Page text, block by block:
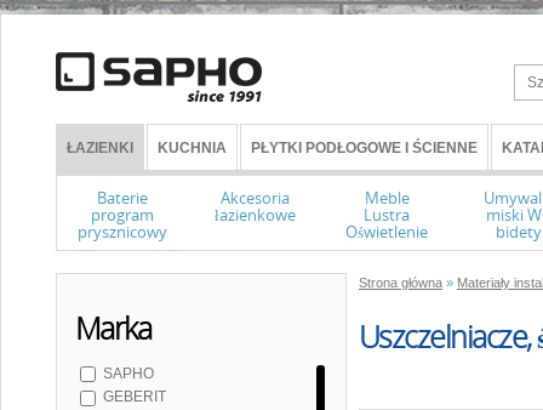
ŁAZIENKI KUCHNIA PŁYTKI PODŁOGOWE I ŚCIENNE
Baterie
program
prysznicowy
Akcesoria
łazienkowe
Meble
Lustra
Oświetlenie
miski
bidety
Strona główna » Materiały
Marka
SAPHO
GEBERIT